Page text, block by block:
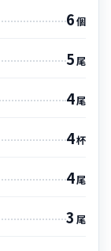
6個
5尾
4尾
4杯
4尾
3 尾